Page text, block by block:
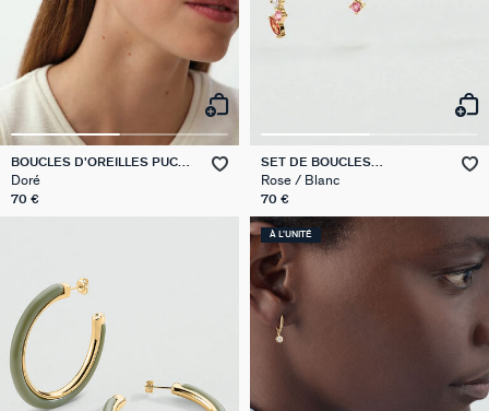
BOUCLES D'OREILLES PUCES
PONT DES ARTS
Doré
70 €
SET DE BOUCLES
D'OREILLES MIX & MATCH
Rose / Blanc
70 €
À L'UNITÉ